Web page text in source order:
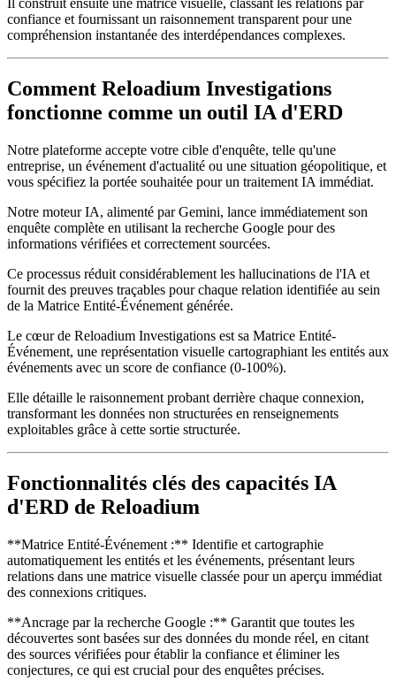
Il construit ensuite une matrice visuelle, classant les relations par
confiance et fournissant un raisonnement transparent pour une
compréhension instantanée des interdépendances complexes.
Comment Reloadium Investigations
fonctionne comme un outil IA d'ERD
Notre plateforme accepte votre cible d'enquête, telle qu'une
entreprise, un événement d'actualité ou une situation géopolitique, et
vous spécifiez la portée souhaitée pour un traitement IA immédiat.
Notre moteur IA, alimenté par Gemini, lance immédiatement son
enquête complète en utilisant la recherche Google pour des
informations vérifiées et correctement sourcées.
Ce processus réduit considérablement les hallucinations de l'IA et
fournit des preuves traçables pour chaque relation identifiée au sein
de la Matrice Entité-Événement générée.
Le cœur de Reloadium Investigations est sa Matrice Entité-
Événement, une représentation visuelle cartographiant les entités aux
événements avec un score de confiance (0-100%).
Elle détaille le raisonnement probant derrière chaque connexion,
transformant les données non structurées en renseignements
exploitables grâce à cette sortie structurée.
Fonctionnalités clés des capacités IA
d'ERD de Reloadium
**Matrice Entité-Événement :** Identifie et cartographie
automatiquement les entités et les événements, présentant leurs
relations dans une matrice visuelle classée pour un aperçu immédiat
des connexions critiques.
**Ancrage par la recherche Google :** Garantit que toutes les
découvertes sont basées sur des données du monde réel, en citant
des sources vérifiées pour établir la confiance et éliminer les
conjectures, ce qui est crucial pour des enquêtes précises.